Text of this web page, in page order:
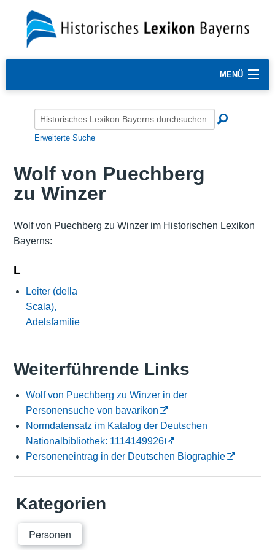
MENÜ
Erweiterte Suche
Wolf von Puechberg
zu Winzer
Wolf von Puechberg zu Winzer im Historischen Lexikon
Bayerns:
L
Leiter (della
Scala),
Adelsfamilie
Weiterführende Links
Wolf von Puechberg zu Winzer in der
Personensuche von bavarikon
Normdatensatz im Katalog der Deutschen
Nationalbibliothek: 1114149926
Personeneintrag in der Deutschen Biographie
Kategorien
Personen